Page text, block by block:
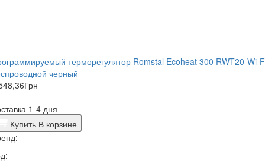
терморегулятор Romstal Ecoheat 300 RWT20-Wi-
черный
Грн
1-4 дня
Купить В корзине